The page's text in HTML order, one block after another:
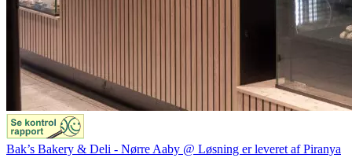
Bak’s Bakery & Deli - Nørre Aaby @ Løsning er leveret af Piranya